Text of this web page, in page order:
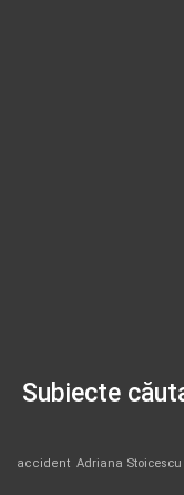
Subiecte
accident Adriana Stoicescu